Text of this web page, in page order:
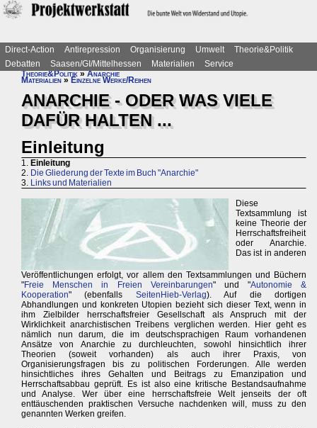
Direct-Action Antirepression Organisierung Umwelt
Theorie&Politik
Debatten
Saasen/GI/Mittelhessen Materialien
Service
Theorie&Politik»Anarchie
Materialien » Einzelne Werke/Reihen
ANARCHIE - ODER WAS VIELE
DAFÜR HALTEN ...
Einleitung
1. Einleitung
2. Die Gliederung der Texte im Buch "Anarchie"
3. Links und Materialien
Diese
Textsammlung ist
keine Theorie der
Herrschaftsfreiheit
oder Anarchie.
Das ist in anderen
Veröffentlichungen erfolgt, vor allem den Textsammlungen und Büchern
"Freie Menschen in Freien Vereinbarungen" und "Autonomie &
Kooperation" (ebenfalls SeitenHieb-Verlag). Auf die dortigen
Abhandlungen und konkreten Utopien bezieht sich dieser Text, wenn in
ihm Zielbilder herrschaftsfreier Gesellschaft als Anspruch mit der
Wirklichkeit anarchistischen Treibens verglichen werden. Hier geht es
nämlich nun darum, die im deutschsprachigen Raum vorhandenen
Ansätze von Anarchie zu durchleuchten, sowohl hinsichtlich ihrer
Theorien (soweit vorhanden) als auch ihrer Praxis, von
Organisierungsfragen bis zu politischen Forderungen. Alle werden
hinsichtliches ihres Gehalten und Beitrags zu Emanzipation und
Herrschaftsabbau geprüft. Es ist also eine kritische Bestandsaufnahme
und Analyse. Wer über eine herrschaftsfreie Welt jenseits der oft
enttäuschenden praktischen Versuche nachdenken will, muss zu den
genannten Werken greifen.